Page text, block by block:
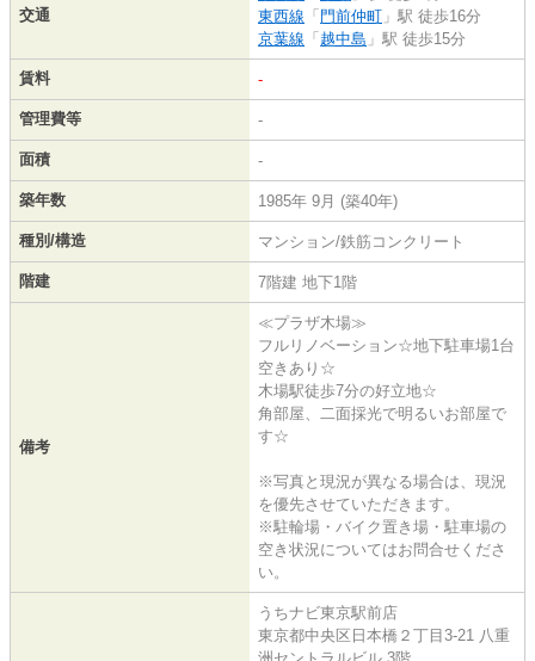
交通
東西線 「 門前仲町 」駅 徒歩16分
京葉線 「 越中島 」駅 徒歩15分
賃料 -
管理費等 -
面積 -
築年数 1985年 9月 (築40年)
種別/構造 マンション/鉄筋コンクリート
階建 7階建 地下1階
備考
≪プラザ木場≫
フルリノベーション☆地下駐車場1台
空きあり☆
木場駅徒歩7分の好立地☆
角部屋、二面採光で明るいお部屋で
す☆
※写真と現況が異なる場合は、現況
を優先させていただきます。
※駐輪場・バイク置き場・駐車場の
空き状況についてはお問合せくださ
い。
うちナビ東京駅前店
東京都中央区日本橋２丁目3-21 八重